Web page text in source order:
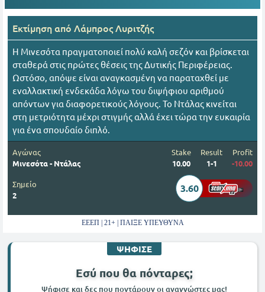
Εκτίμηση από Λάμπρος Λυριτζής
Η Μινεσότα πραγματοποιεί πολύ καλή σεζόν και βρίσκεται
σταθερά στις πρώτες θέσεις της Δυτικής Περιφέρειας.
Ωστόσο, απόψε είναι αναγκασμένη να παραταχθεί με
εναλλακτική ενδεκάδα λόγω του διψήφιου αριθμού
απόντων για διαφορετικούς λόγους. Το Ντάλας κινείται
στη μετριότητα μέχρι στιγμής αλλά έχει τώρα την ευκαιρία
για ένα σπουδαίο διπλό.
Αγώνας
Μινεσότα - Ντάλας
Stake
10.00
Result
1-1
Profit
-10.00
Σημείο
2
3.60
ΕΕΕΠ | 21+ | ΠΑΙΞΕ ΥΠΕΥΘΥΝΑ
ΨΗΦΙΣΕ
Εσύ που θα πόνταρες;
Ψήφισε και δες που ποντάρουν οι αναγνώστες μας!